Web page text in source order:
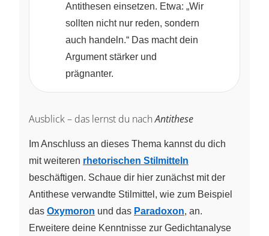
Antithesen einsetzen. Etwa: „Wir
sollten nicht nur reden, sondern
auch handeln.“ Das macht dein
Argument stärker und
prägnanter.
Ausblick – das lernst du nachAntithese
Im Anschluss an dieses Thema kannst du dich
mit weiteren rhetorischen Stilmitteln
beschäftigen. Schaue dir hier zunächst mit der
Antithese verwandte Stilmittel, wie zum Beispiel
das Oxymoron und das Paradoxon, an.
Erweitere deine Kenntnisse zur Gedichtanalyse